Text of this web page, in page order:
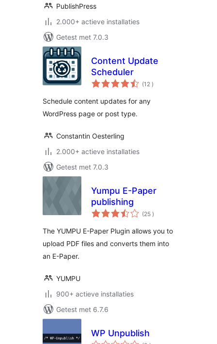
PublishPress
2.000+ actieve installaties
Getest met 7.0.3
Content Update
Scheduler
(12 aantal
beoordelingen
)
Schedule content updates for any
WordPress page or post type.
Constantin Oesterling
2.000+ actieve installaties
Getest met 7.0.3
Yumpu E-Paper
publishing
(25 aantal
beoordelingen
)
The YUMPU E-Paper Plugin allows you to
upload PDF files and converts them into
an E-Paper.
YUMPU
900+ actieve installaties
Getest met 6.7.6
WP Unpublish
aantal